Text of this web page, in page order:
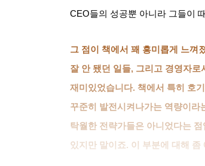
CEO들의 성공뿐 아니라 그들이
그 점이 책에서 꽤 흥미롭게 느껴
잘 안 됐던 일들, 그리고 경영자로
재미있었습니다. 책에서 특히 호
꾸준히 발전시켜나가는 역량이라
탁월한 전략가들은 아니었다는 점
있지만 말이죠. 이 부분에 대해 좀